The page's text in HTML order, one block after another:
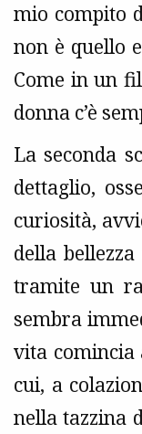
mio compito
non è quello
Come in un
donna c’è
La seconda
dettaglio,
curiosità,
della
tramite un
sembra
vita comincia
cui, a
nella tazzina